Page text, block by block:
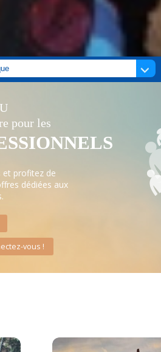
pour les
et profitez de
dédiées aux
vous !